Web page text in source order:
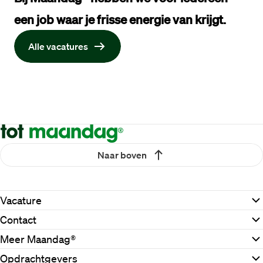
een job waar je frisse energie van krijgt.
Alle vacatures
Naar boven
Vacature
Contact
Meer Maandag®
Opdrachtgevers